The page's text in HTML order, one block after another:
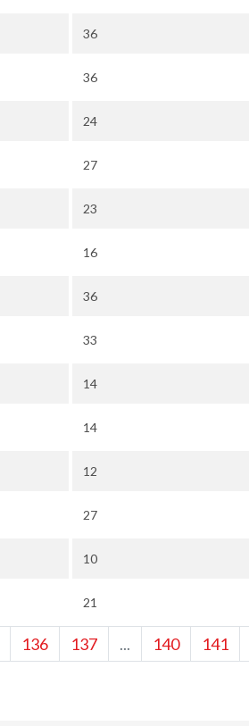
36
36
24
27
23
16
36
33
14
14
12
27
10
21
136 137 ... 140 141